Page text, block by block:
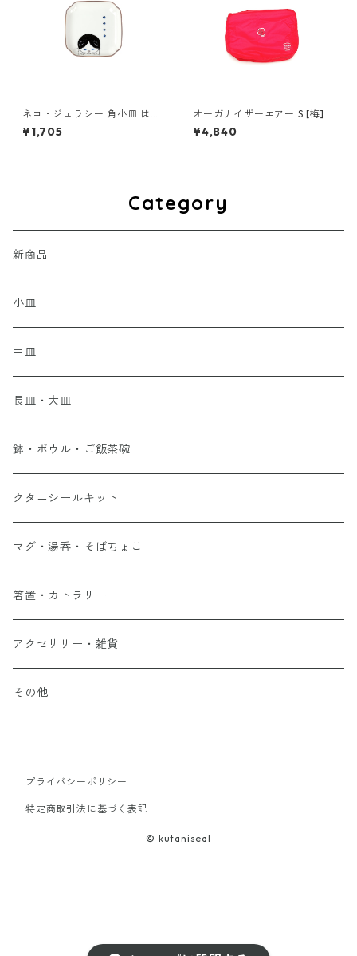
ネコ・ジェラシー 角小皿 はち
われ
¥1,705
オーガナイザーエアー S [梅]
¥4,840
Category
新商品
小皿
中皿
長皿・大皿
鉢・ボウル・ご飯茶碗
クタニシールキット
マグ・湯呑・そばちょこ
箸置・カトラリー
アクセサリー・雑貨
その他
プライバシーポリシー
特定商取引法に基づく表記
© kutaniseal